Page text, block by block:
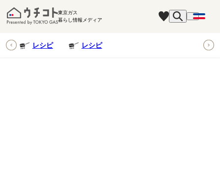
東京ガス
暮らし情報メディア
レシピ レシピ